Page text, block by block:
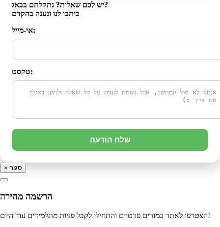
יש לכם שאלות? נתקלתם בבאג?
כיתבו לנו ונענה בהקדם
אי-מייל:
טקסט:
שלח הודעה
× סגור
הרשמה מהירה
הצטרפו לאתר כמורים פרטיים והתחילו לקבל פניות מתלמידים עוד היום!